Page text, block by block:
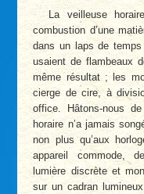
La veilleuse
combustion d’une
dans un laps de temps
usaient de flambeaux
même résultat ; les
cierge de cire, à
office. Hâtons-nous
horaire n’a jamais
non plus qu’aux
appareil commode,
lumière discrète et
sur un cadran